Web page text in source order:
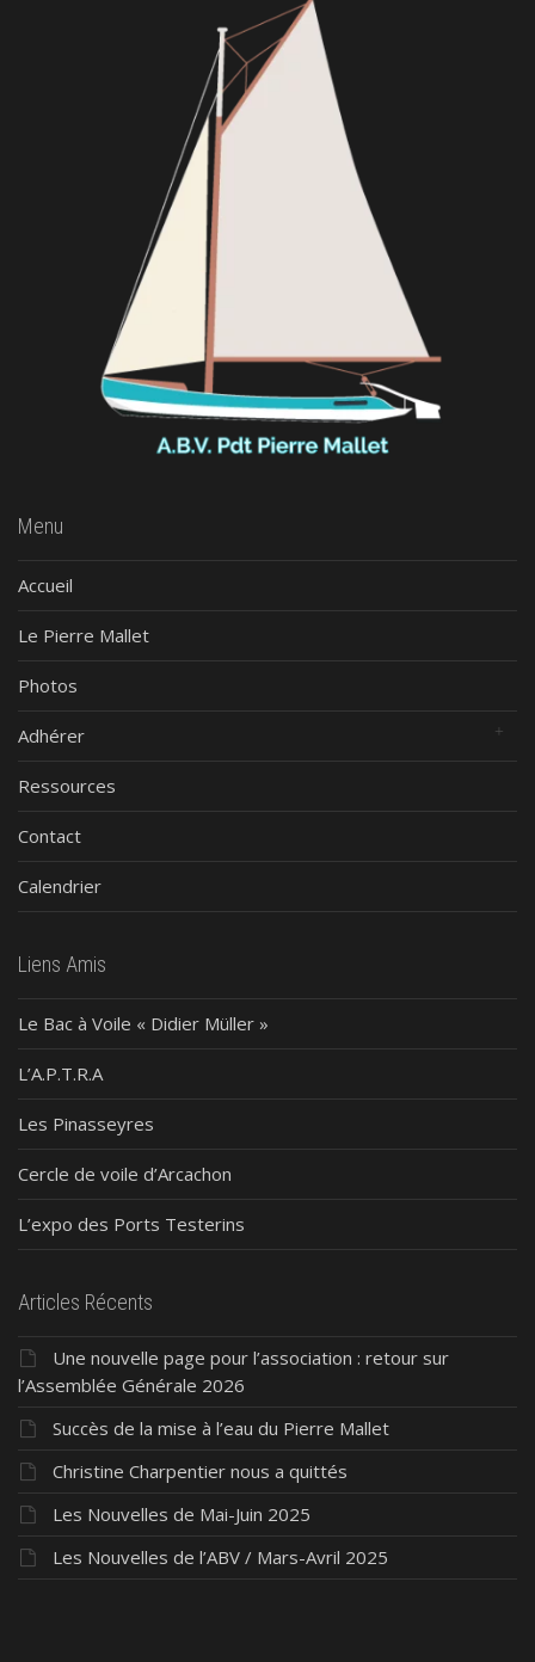
Menu
Accueil
Le Pierre Mallet
Photos
Adhérer
Ressources
Contact
Calendrier
Liens Amis
Le Bac à Voile « Didier Müller »
L’A.P.T.R.A
Les Pinasseyres
Cercle de voile d’Arcachon
L’expo des Ports Testerins
Articles Récents
Une nouvelle page pour l’association : retour sur
l’Assemblée Générale 2026
Succès de la mise à l’eau du Pierre Mallet
Christine Charpentier nous a quittés
Les Nouvelles de Mai-Juin 2025
Les Nouvelles de l’ABV / Mars-Avril 2025